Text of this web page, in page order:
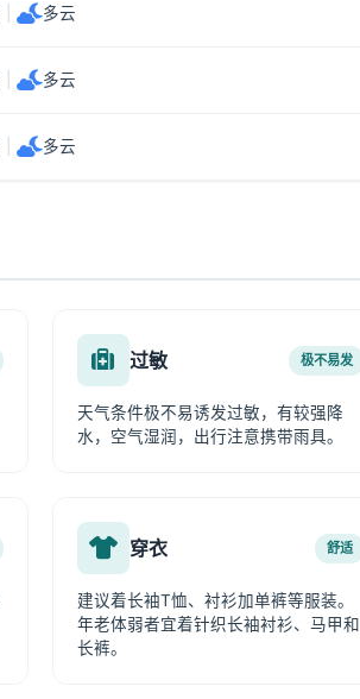
多云
多云
多云
过敏 极不易发
天气条件极不易诱发过敏，有较强降
水，空气湿润，出行注意携带雨具。
穿衣 舒适
建议着长袖T恤、衬衫加单裤等服装。
年老体弱者宜着针织长袖衬衫、马甲和
长裤。